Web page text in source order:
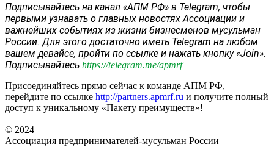
Подписывайтесь на канал «АПМ РФ» в Telegram, чтобы
первыми узнавать о главных новостях Ассоциации и
важнейших событиях из жизни бизнесменов мусульман
России. Для этого достаточно иметь Telegram на любом
вашем девайсе, пройти по ссылке и нажать кнопку «Join».
Подписывайтесь https://telegram.me/apmrf
Присоединяйтесь прямо сейчас к команде АПМ РФ,
перейдите по ссылке http://partners.apmrf.ru и получите полный
доступ к уникальному «Пакету преимуществ»!
© 2024
Ассоциация предпринимателей-мусульман России